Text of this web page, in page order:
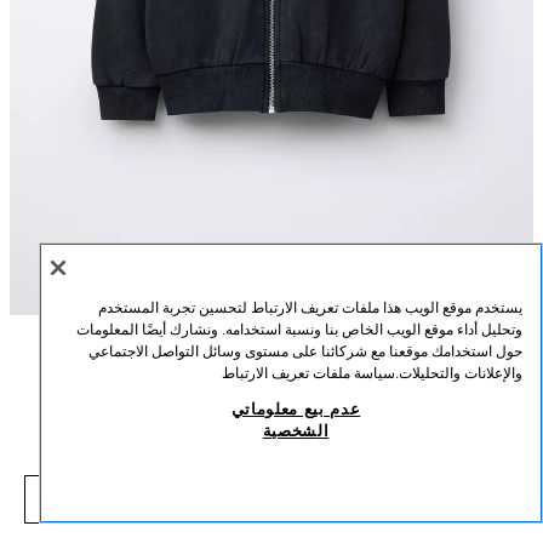
الوصف التركيبالقياسات
سترة بقلنسوة وأكمام طويلة. لمسات نهائية rib. سحاب إغلاق أمامي. تفصيل رقعة
نجمة في الأمام وتطريز دبابيس. نسيج 65% قطن.
سترة بقلنسوة ذات مظهر مغسول ونجمة ودبابيس
15,000 IQD
IQD
يستخدم موقع الويب هذا ملفات تعريف الارتباط لتحسين تجربة المستخدم
وتحليل أداء موقع الويب الخاص بنا ونسبة استخدامه. ونشارك أيضًا المعلومات
حول استخدامك موقعنا مع شركائنا على مستوى وسائل التواصل الاجتماعي
والإعلانات والتحليلات.سياسة ملفات تعريف الارتباط
عدم بيع معلوماتي
الشخصية